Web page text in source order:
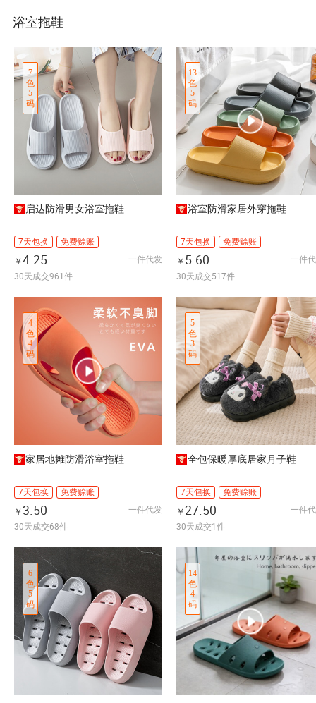
浴室拖鞋
7
色
5
码
启达防滑男女浴室拖鞋
7天包换
免费赊账
￥ 4.25
一件代发
30天成交961件
13
色
5
码
浴室防滑家居外穿拖鞋
7天包换
免费赊账
￥ 5.60
一件
30天成交517件
4
色
4
码
家居地摊防滑浴室拖鞋
7天包换
免费赊账
￥ 3.50
一件代发
30天成交68件
5
色
3
码
全包保暖厚底居家月子鞋
7天包换
免费赊账
￥ 27.50
一件
30天成交1件
6
色
5
码
14
色
4
码